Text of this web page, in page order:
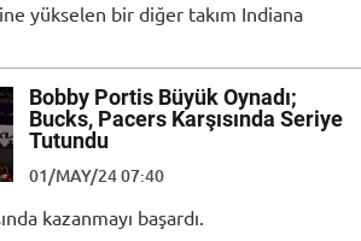
yükselen bir diğer takım Indiana
Bobby Portis Büyük Oynadı;
Bucks, Pacers Karşısında Seriye
Tutundu
01/MAY/24 07:40
kazanmayı başardı.